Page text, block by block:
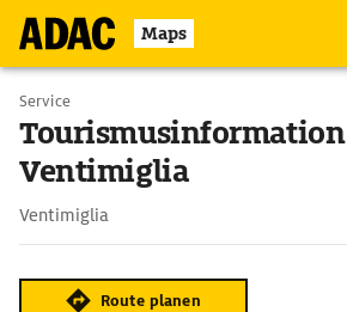
Maps
Service
Tourismusinformation
Ventimiglia
Ventimiglia
Route planen